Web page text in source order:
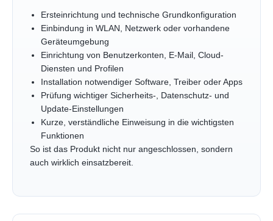
Ersteinrichtung und technische Grundkonfiguration
Einbindung in WLAN, Netzwerk oder vorhandene
Geräteumgebung
Einrichtung von Benutzerkonten, E-Mail, Cloud-
Diensten und Profilen
Installation notwendiger Software, Treiber oder Apps
Prüfung wichtiger Sicherheits-, Datenschutz- und
Update-Einstellungen
Kurze, verständliche Einweisung in die wichtigsten
Funktionen
So ist das Produkt nicht nur angeschlossen, sondern
auch wirklich einsatzbereit.